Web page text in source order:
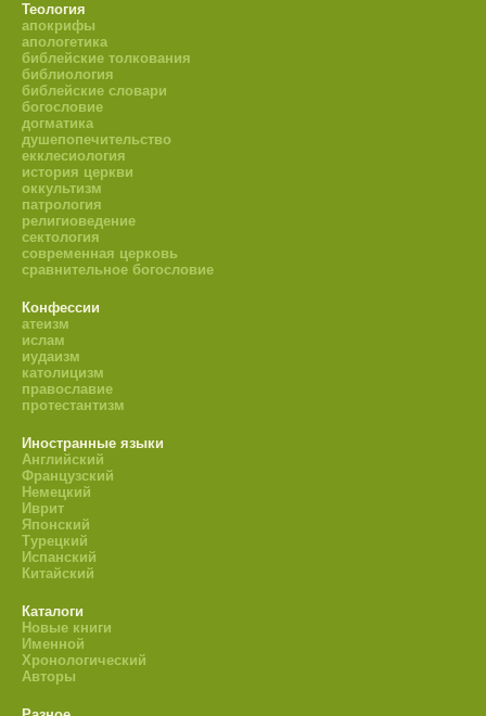
Теология
апокрифы
апологетика
библейские толкования
библиология
библейские словари
богословие
догматика
душепопечительство
екклесиология
история церкви
оккультизм
патрология
религиоведение
сектология
современная церковь
сравнительное богословие
Конфессии
атеизм
ислам
иудаизм
католицизм
православие
протестантизм
Иностранные языки
Английский
Французский
Немецкий
Иврит
Японский
Турецкий
Испанский
Китайский
Каталоги
Новые книги
Именной
Хронологический
Авторы